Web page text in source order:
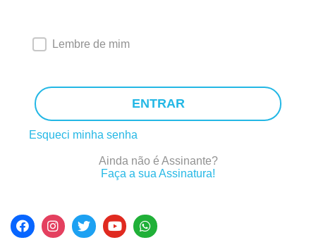
Lembre de mim
ENTRAR
Esqueci minha senha
Ainda não é Assinante?
Faça a sua Assinatura!